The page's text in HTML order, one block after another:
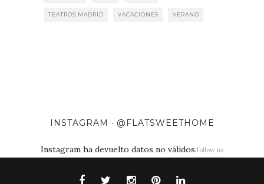
TEATROS MADRID VACACIONES VERANO
INSTAGRAM · @FLATSWEETHOME
Instagram ha devuelto datos no válidos.follow us